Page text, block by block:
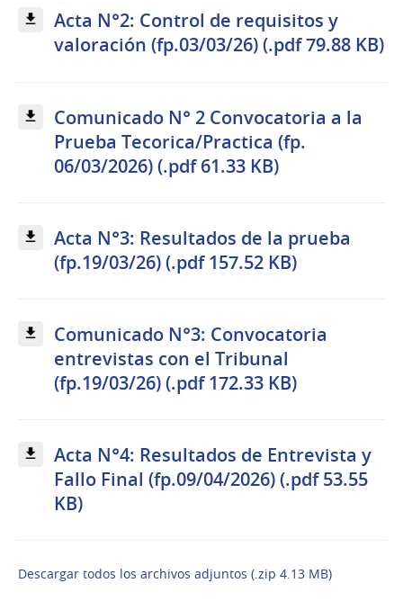
Acta N°2: Control de requisitos y
valoración (fp.03/03/26) (.pdf 79.88 KB)
Comunicado N° 2 Convocatoria a la
Prueba Tecorica/Practica (fp.
06/03/2026) (.pdf 61.33 KB)
Acta N°3: Resultados de la prueba
(fp.19/03/26) (.pdf 157.52 KB)
Comunicado N°3: Convocatoria
entrevistas con el Tribunal
(fp.19/03/26) (.pdf 172.33 KB)
Acta N°4: Resultados de Entrevista y
Fallo Final (fp.09/04/2026) (.pdf 53.55
KB)
Descargar todos los archivos adjuntos (.zip 4.13 MB)